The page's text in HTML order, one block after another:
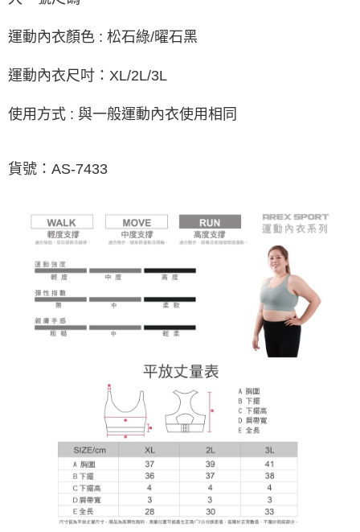
４．使用「AFTEE先享後付」時，將依據個別帳號之用戶狀況，依本公司即
時審查核予不同之上限額度；若仍有額度不足之情形，本公司將視審查結果
５．嚴禁一人註冊多個帳號或使用他人資訊註冊。若發現惡意使用之情形，
恩沛科技股份有限公司將有權停止該用戶之使用額度並採取法律行動。
運動內衣顏色 : 松石綠/曜石黑
運動內衣尺吋：XL/2L/3L
使用方式 : 與一般運動內衣使用相同
貨號：AS-7433